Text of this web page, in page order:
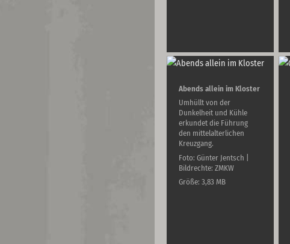
Abends allein im Kloster
Umhüllt von der
Dunkelheit und Kühle
erkundet die Führung
den mittelalterlichen
Kreuzgang.
Foto: Günter Jentsch |
Bildrechte: ZMKW
Größe: 3,83 MB